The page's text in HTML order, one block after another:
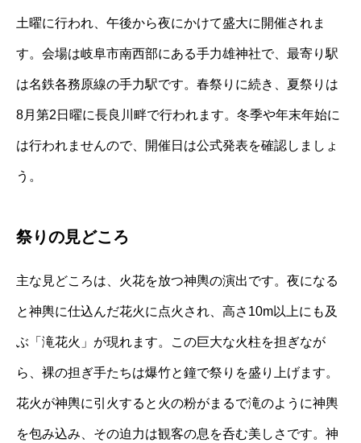
土曜に行われ、午後から夜にかけて盛大に開催されま
す。会場は岐阜市南西部にある手力雄神社で、最寄り駅
は名鉄各務原線の手力駅です。春祭りに続き、夏祭りは
8月第2日曜に長良川畔で行われます。冬季や年末年始に
は行われませんので、開催日は公式発表を確認しましょ
う。
祭りの見どころ
主な見どころは、火花を放つ神輿の演出です。夜になる
と神輿に仕込んだ花火に点火され、高さ10m以上にも及
ぶ「滝花火」が現れます。この巨大な火柱を担ぎなが
ら、裸の担ぎ手たちは爆竹と鐘で祭りを盛り上げます。
花火が神輿に引火すると火の粉がまるで滝のように神輿
を包み込み、その迫力は観客の息を呑む美しさです。神